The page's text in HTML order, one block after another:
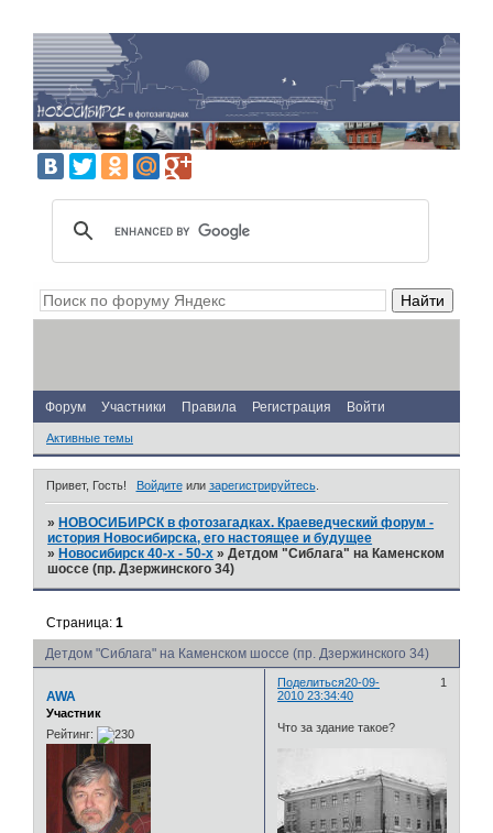
Форум Участники Правила Регистрация Войти
Активные темы
Привет, Гость! Войдитеили зарегистрируйтесь.
» НОВОСИБИРСК в фотозагадках. Краеведческий форум -
история Новосибирска, его настоящее и будущее
» Новосибирск 40-х - 50-х »Детдом "Сиблага" на Каменском
шоссе (пр. Дзержинского 34)
Детдом "Сиблага" на Каменском шоссе (пр. Дзержинского 34)
Страница:1
Поделиться 1
20-09-
2010 23:34:40
AWA
Участник
Рейтинг:
Что за здание такое?